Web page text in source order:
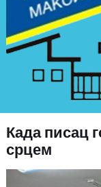
Када писац
срцем